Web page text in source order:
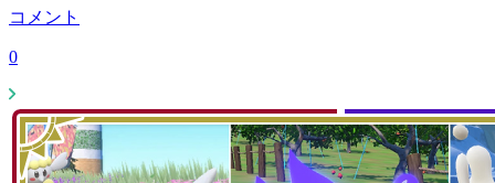
コメント
0